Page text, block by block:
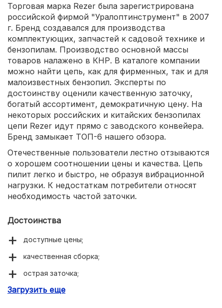
Торговая марка Rezer была зарегистрирована
российской фирмой "Уралоптинструмент" в 2007
г. Бренд создавался для производства
комплектующих, запчастей к садовой технике и
бензопилам. Производство основной массы
товаров налажено в КНР. В каталоге компании
можно найти цепь, как для фирменных, так и для
малоизвестных бензопил. Эксперты по
достоинству оценили качественную заточку,
богатый ассортимент, демократичную цену. На
некоторых российских и китайских бензопилах
цепи Rezer идут прямо с заводского конвейера.
Бренд замыкает ТОП-6 нашего обзора.
Отечественные пользователи лестно отзываются
о хорошем соотношении цены и качества. Цепь
пилит легко и быстро, не образуя вибрационной
нагрузки. К недостаткам потребители относят
необходимость частой заточки.
Достоинства
доступные цены;
качественная сборка;
острая заточка;
отсутствие вибрации.
Загрузить еще